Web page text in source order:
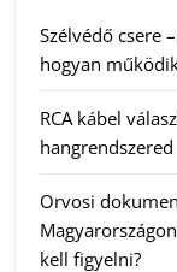
Szélvédő csere
hogyan működik
RCA kábel
Orvosi
kell figyelni?